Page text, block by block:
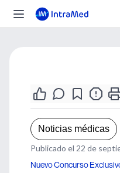
Noticias médicas
Publicado el 22 de
Nuevo Concurso